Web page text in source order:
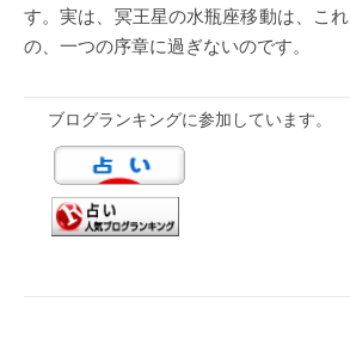
す。実は、冥王星の水瓶座移動は、こ
の、一つの序章に過ぎないのです。
ブログランキングに参加しています。